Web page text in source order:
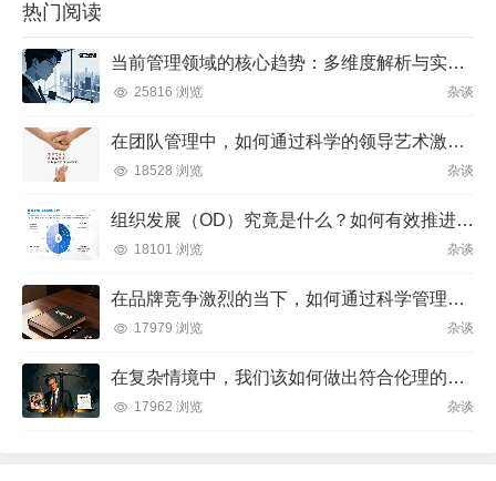
热门阅读
当前管理领域的核心趋势：多维度解析与实践方向
25816 浏览 杂谈
在团队管理中，如何通过科学的领导艺术激发成员潜力并实现目标？
18528 浏览 杂谈
组织发展（OD）究竟是什么？如何有效推进并解决企业管理难题？
18101 浏览 杂谈
在品牌竞争激烈的当下，如何通过科学管理让品牌成为消费者心中不可替代的存在？
17979 浏览 杂谈
在复杂情境中，我们该如何做出符合伦理的决策？
17962 浏览 杂谈